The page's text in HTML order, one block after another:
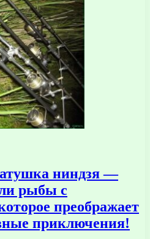
ниндзя —
рыбы с
преображает
приключения!